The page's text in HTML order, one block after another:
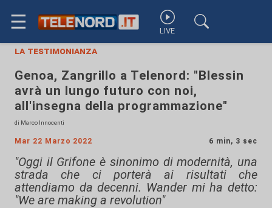
☰ LIVE
la testimonianza
Genoa, Zangrillo a Telenord: "Blessin
avrà un lungo futuro con noi,
all'insegna della programmazione"
di Marco Innocenti
Mar 22 Marzo 2022 6 min, 3 sec
"Oggi il Grifone è sinonimo di modernità, una
strada che ci porterà ai risultati che
attendiamo da decenni. Wander mi ha detto:
"We are making a revolution"